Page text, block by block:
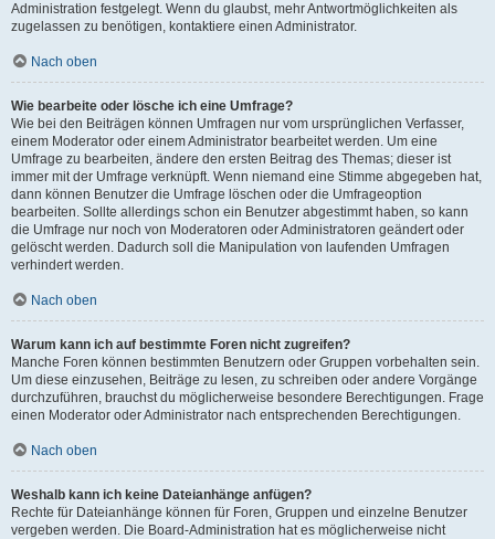
Administration festgelegt. Wenn du glaubst, mehr Antwortmöglichkeiten als
zugelassen zu benötigen, kontaktiere einen Administrator.
Nach oben
Wie bearbeite oder lösche ich eine Umfrage?
Wie bei den Beiträgen können Umfragen nur vom ursprünglichen Verfasser,
einem Moderator oder einem Administrator bearbeitet werden. Um eine
Umfrage zu bearbeiten, ändere den ersten Beitrag des Themas; dieser ist
immer mit der Umfrage verknüpft. Wenn niemand eine Stimme abgegeben hat,
dann können Benutzer die Umfrage löschen oder die Umfrageoption
bearbeiten. Sollte allerdings schon ein Benutzer abgestimmt haben, so kann
die Umfrage nur noch von Moderatoren oder Administratoren geändert oder
gelöscht werden. Dadurch soll die Manipulation von laufenden Umfragen
verhindert werden.
Nach oben
Warum kann ich auf bestimmte Foren nicht zugreifen?
Manche Foren können bestimmten Benutzern oder Gruppen vorbehalten sein.
Um diese einzusehen, Beiträge zu lesen, zu schreiben oder andere Vorgänge
durchzuführen, brauchst du möglicherweise besondere Berechtigungen. Frage
einen Moderator oder Administrator nach entsprechenden Berechtigungen.
Nach oben
Weshalb kann ich keine Dateianhänge anfügen?
Rechte für Dateianhänge können für Foren, Gruppen und einzelne Benutzer
vergeben werden. Die Board-Administration hat es möglicherweise nicht